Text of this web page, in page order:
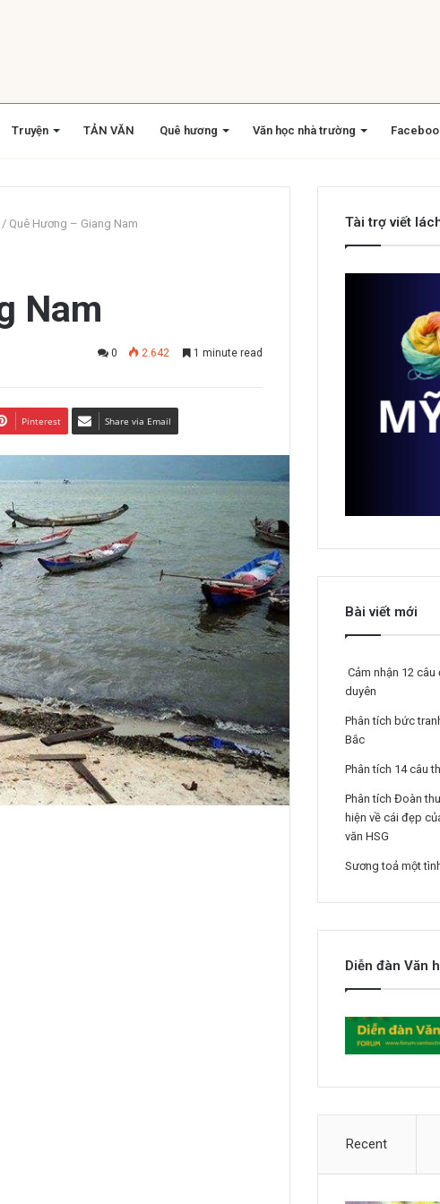
Truyện TẢN VĂN Quê hương Văn học nhà trường
/ Quê Hương – Giang Nam
Nam
0 2.642 1 minute read
Pinterest Share via Email
Tài trợ viết
Bài viết mới
Cảm nhận 12
duyên
Phân tích bức
Bắc
Phân tích 14 câu
Phân tích Đoàn
hiện về cái đẹp
văn HSG
Sương toả một
Diễn đàn Văn
Recent